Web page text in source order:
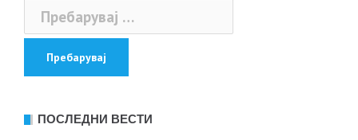
Пребарувај
за:
ПОСЛЕДНИ ВЕСТИ